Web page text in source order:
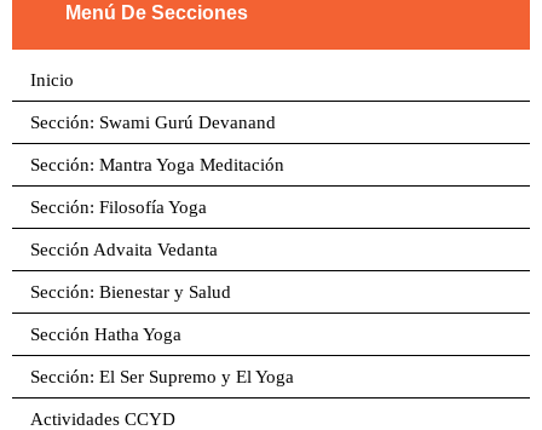
Menú De Secciones
Inicio
Sección: Swami Gurú Devanand
Sección: Mantra Yoga Meditación
Sección: Filosofía Yoga
Sección Advaita Vedanta
Sección: Bienestar y Salud
Sección Hatha Yoga
Sección: El Ser Supremo y El Yoga
Actividades CCYD